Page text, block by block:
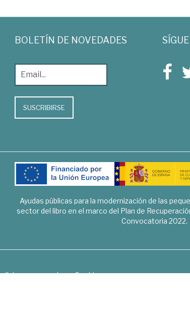
BOLETÍN DE NOVEDADES
SUSCRIBIRSE
Ayudas públicas para la modernización de las
sector del libro en el marco del Plan de
Convocatoria 2022.
generales
Cookies